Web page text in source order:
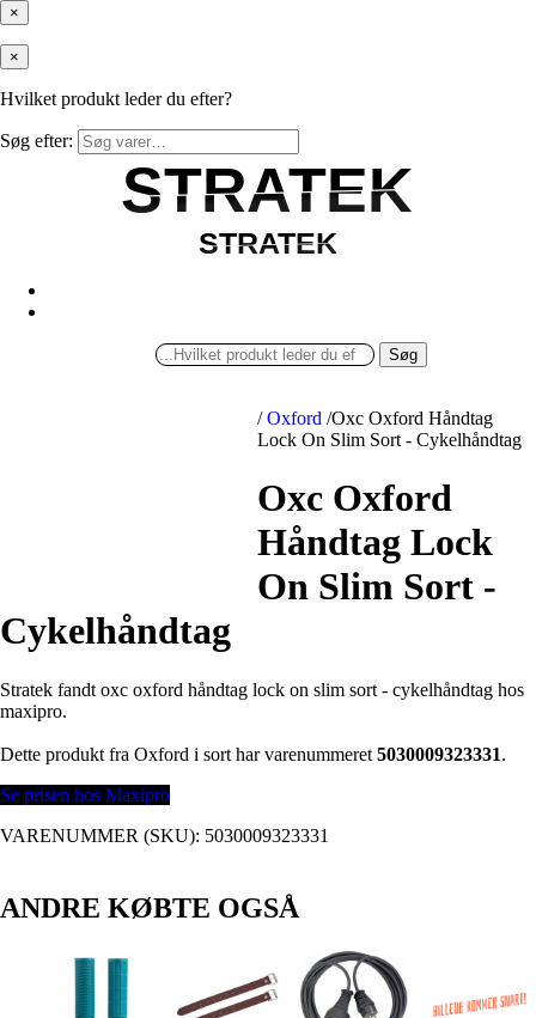
×
×
Hvilket produkt leder du efter?
Søg efter:
STRATEK
STRATEK
STRATEK
STRATEK
Søg
/ Oxford /Oxc Oxford Håndtag
Lock On Slim Sort - Cykelhåndtag
Oxc Oxford
Håndtag Lock
On Slim Sort -
Cykelhåndtag
Stratek fandt oxc oxford håndtag lock on slim sort - cykelhåndtag hos
maxipro.
Dette produkt fra Oxford i sort har varenummeret 5030009323331.
Se prisen hos Maxipro
VARENUMMER (SKU): 5030009323331
ANDRE KØBTE OGSÅ